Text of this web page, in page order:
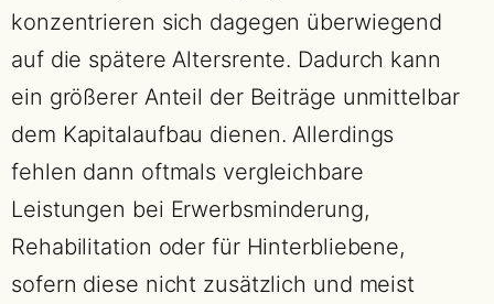
konzentrieren sich dagegen überwiegend
auf die spätere Altersrente. Dadurch kann
ein größerer Anteil der Beiträge unmittelbar
dem Kapitalaufbau dienen. Allerdings
fehlen dann oftmals vergleichbare
Leistungen bei Erwerbsminderung,
Rehabilitation oder für Hinterbliebene,
sofern diese nicht zusätzlich und meist